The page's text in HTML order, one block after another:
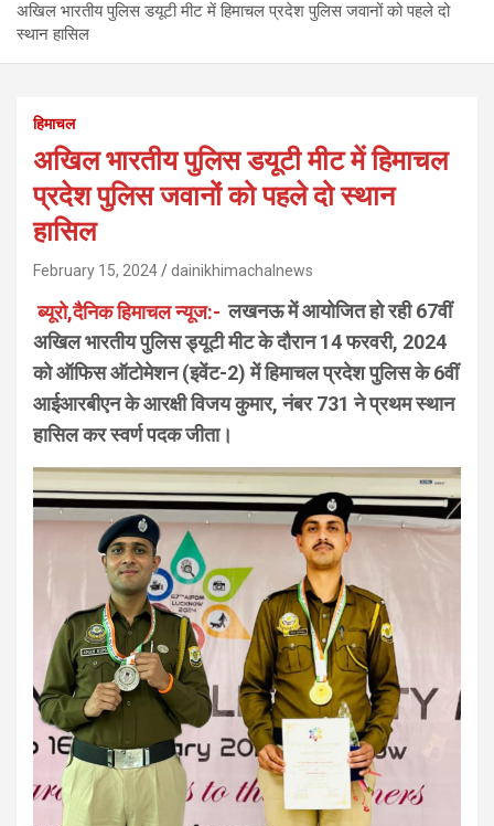
अखिल भारतीय पुलिस डयूटी मीट में हिमाचल प्रदेश पुलिस जवानों को पहले दो
स्थान हासिल
हिमाचल
अखिल भारतीय पुलिस डयूटी मीट में हिमाचल
प्रदेश पुलिस जवानों को पहले दो स्थान
हासिल
February 15, 2024 dainikhimachalnews
ब्यूरो,दैनिक हिमाचल न्यूज:- लखनऊ में आयोजित हो रही 67वीं
अखिल भारतीय पुलिस ड्यूटी मीट के दौरान 14 फरवरी, 2024
को ऑफिस ऑटोमेशन (इवेंट-2) में हिमाचल प्रदेश पुलिस के 6वीं
आईआरबीएन के आरक्षी विजय कुमार, नंबर 731 ने प्रथम स्थान
हासिल कर स्वर्ण पदक जीता।